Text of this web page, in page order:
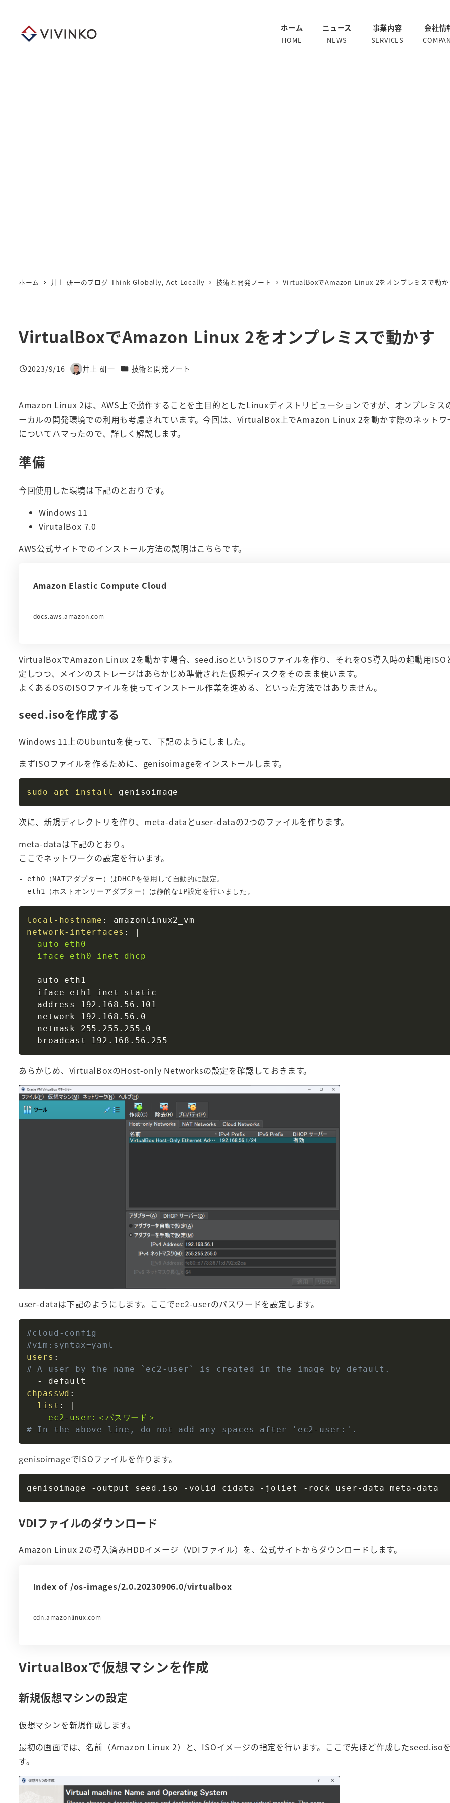
ホーム
HOME
ニュース
NEWS
事業内容
SERVICES
会社情
ホーム 井上 研一のブログ Think Globally, Act Locally 技術と開発ノート VirtualBoxでAmazon Linux 2をオンプレミスで動か
VirtualBoxでAmazon Linux 2をオンプレミスで動かす
投稿日
2023/9/16
著
井上 研一 カテゴリー
技術と開発ノート
Amazon Linux 2は、AWS上で動作することを主目的としたLinuxディストリビューションですが、オンプレミス
ーカルの開発環境での利用も考慮されています。今回は、VirtualBox上でAmazon Linux 2を動かす際のネットワ
についてハマったので、詳しく解説します。
準備
今回使用した環境は下記のとおりです。
Windows 11
VirutalBox 7.0
AWS公式サイトでのインストール方法の説明はこちらです。
Amazon Elastic Compute Cloud
docs.aws.amazon.com
VirtualBoxでAmazon Linux 2を動かす場合、seed.isoというISOファイルを作り、それをOS導入時の起動用ISO
定しつつ、メインのストレージはあらかじめ準備された仮想ディスクをそのまま使います。
よくあるOSのISOファイルを使ってインストール作業を進める、といった方法ではありません。
seed.isoを作成する
Windows 11上のUbuntuを使って、下記のようにしました。
まずISOファイルを作るために、genisoimageをインストールします。
sudo apt install
次に、新規ディレクトリを作り、meta-dataとuser-dataの2つのファイルを作ります。
meta-dataは下記のとおり。
ここでネットワークの設定を行います。
- eth0（NATアダプター）はDHCPを使用して自動的に設定。
local-hostname :
network-interfaces :
  auto eth0
  iface eth0 inet dhcp
  auto eth1
  iface eth1 inet static
  address 192.168.56.101
  network 192.168.56.0
  netmask 255.255.255.0
あらかじめ、VirtualBoxのHost-only Networksの設定を確認しておきます。
user-dataは下記のようにします。ここでec2-userのパスワードを設定します。
#cloud-config
#vim:syntax=yaml
users :
# A user by the name `ec2-user` is created in the image by default.
-
chpasswd :
list :
    ec2-user:＜パスワード＞
# In the above line, do not add any spaces after 'ec2-user:'.
genisoimageでISOファイルを作ります。
VDIファイルのダウンロード
Amazon Linux 2の導入済みHDDイメージ（VDIファイル）を、公式サイトからダウンロードします。
Index of /os-images/2.0.20230906.0/virtualbox
cdn.amazonlinux.com
VirtualBoxで仮想マシンを作成
新規仮想マシンの設定
仮想マシンを新規作成します。
最初の画面では、名前（Amazon Linux 2）と、ISOイメージの指定を行います。ここで先ほど作成したseed.iso
す。